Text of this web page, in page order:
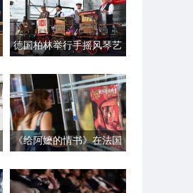
德国柏林举行手摇风琴艺
《给阿嬷的情书》在法国